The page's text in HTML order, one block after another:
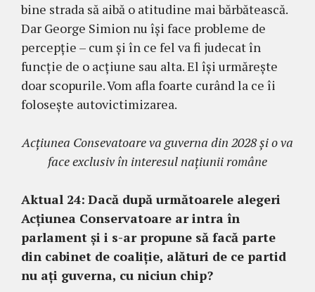
bine strada să aibă o atitudine mai bărbătească.
Dar George Simion nu își face probleme de
percepție – cum și în ce fel va fi judecat în
funcție de o acțiune sau alta. El își urmărește
doar scopurile. Vom afla foarte curând la ce îi
folosește autovictimizarea.
Acțiunea Consevatoare va guverna din 2028 și o va
face exclusiv în interesul națiunii române
Aktual 24: Dacă după următoarele alegeri
Acțiunea Conservatoare ar intra în
parlament și i s-ar propune să facă parte
din cabinet de coaliție, alături de ce partid
nu ați guverna, cu niciun chip?